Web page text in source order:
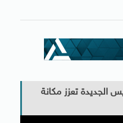
الجديدة تعزز مكانة